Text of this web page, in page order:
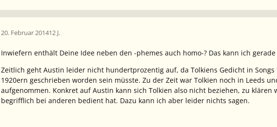
20. Februar 201412 J.
Inwiefern enthält Deine Idee neben den -phemes auch homo-? Das kann ich
Zeitlich geht Austin leider nicht hundertprozentig auf, da Tolkiens Gedicht in
1920ern geschrieben worden sein müsste. Zu der Zeit war Tolkien noch in Leeds
aufgenommen. Konkret auf Austin kann sich Tolkien also nicht beziehen, zu
begrifflich bei anderen bedient hat. Dazu kann ich aber leider nichts sagen.